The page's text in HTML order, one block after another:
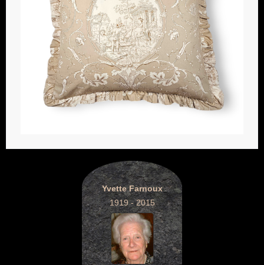
Yvette Farnoux
1919 - 2015